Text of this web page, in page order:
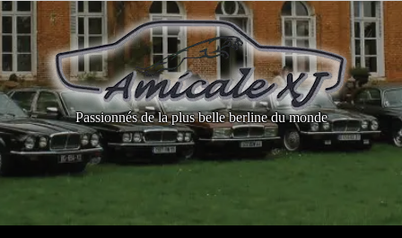
Passionnés de la plus belle berline du monde